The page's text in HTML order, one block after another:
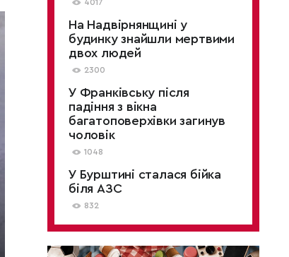
4017
На Надвірнянщині у
будинку знайшли мертвими
двох людей
2300
У Франківську після
падіння з вікна
багатоповерхівки загинув
чоловік
1048
У Бурштині сталася бійка
біля АЗС
832